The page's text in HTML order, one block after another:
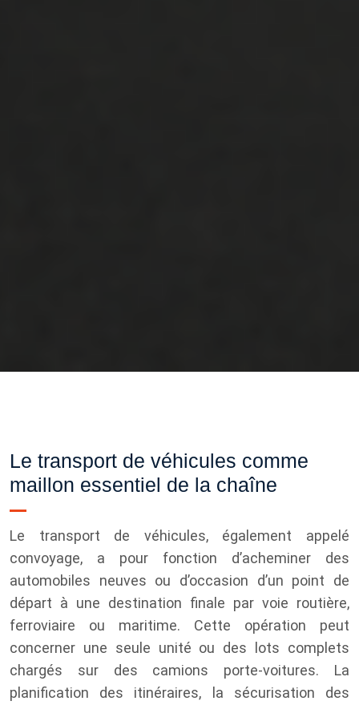
Le transport de véhicules comme
maillon essentiel de la chaîne
Le transport de véhicules, également appelé
convoyage, a pour fonction d’acheminer des
automobiles neuves ou d’occasion d’un point de
départ à une destination finale par voie routière,
ferroviaire ou maritime. Cette opération peut
concerner une seule unité ou des lots complets
chargés sur des camions porte-voitures. La
planification des itinéraires, la sécurisation des